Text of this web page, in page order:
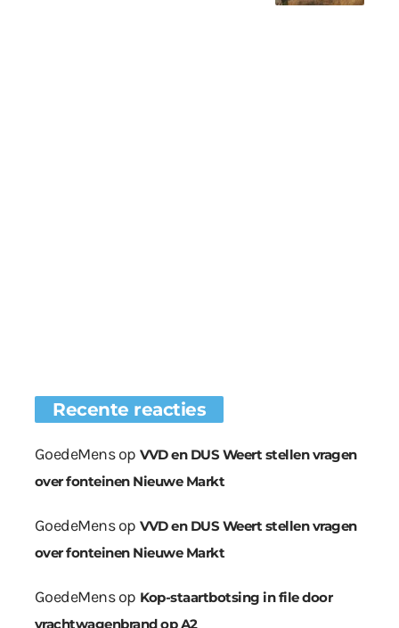
Recente reacties
GoedeMensop VVD en DUS Weert stellen vragen
over fonteinen Nieuwe Markt
GoedeMensop VVD en DUS Weert stellen vragen
over fonteinen Nieuwe Markt
GoedeMensop Kop-staartbotsing in file door
vrachtwagenbrand op A2